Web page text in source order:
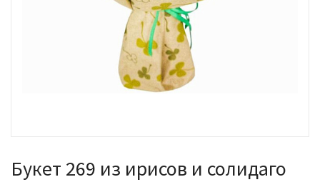
Букет 269 из ирисов и солидаго